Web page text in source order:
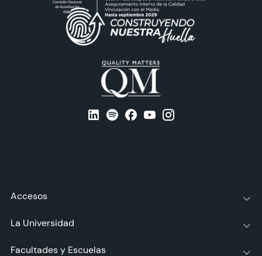
Accesos
La Universidad
Facultades y Escuelas